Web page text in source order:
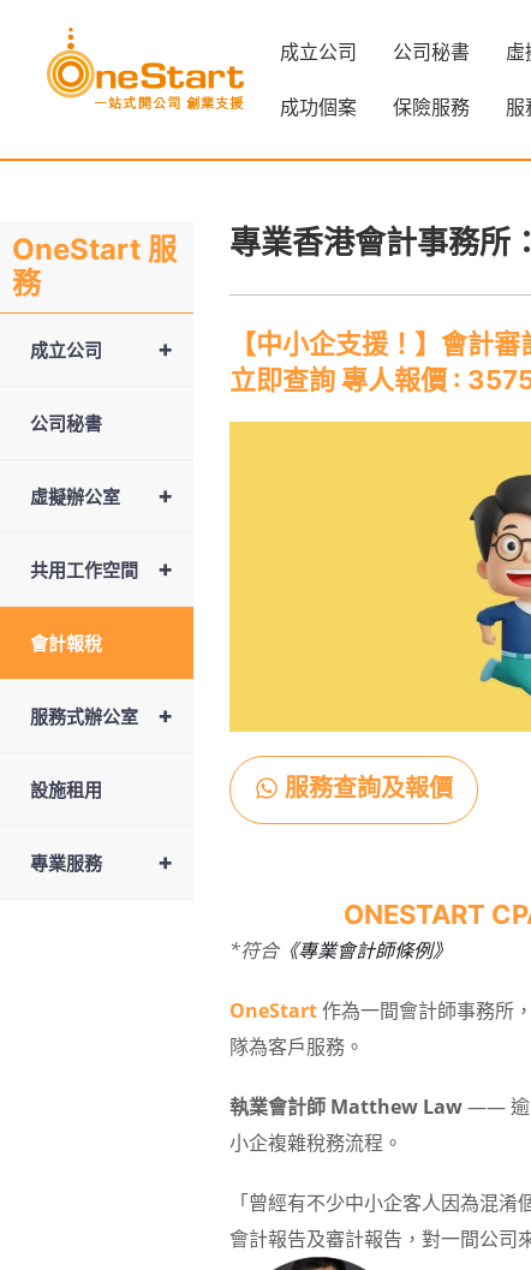
成立公司 公司秘書 虛
成功個案 保險服務 服
OneStart 服
務
+
成立公司
公司秘書
+
虛擬辦公室
+
共用工作空間
會計報稅
+
服務式辦公室
設施租用
+
專業服務
專業香港會計事務所
【中小企支援！】會計
立即查詢 專人報價 :
服務查詢及報價
ONESTART
*符合《專業會計師條例》
OneStart作為一間會計師事務所
隊為客戶服務。
執業會計師 Matthew Law—— 逾
小企複雜稅務流程。
「曾經有不少中小企客人因為混
會計報告及審計報告，對一間公司